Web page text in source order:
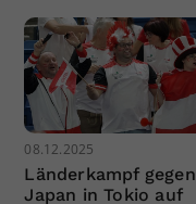
08.12.2025
Länderkampf gegen
Japan in Tokio auf